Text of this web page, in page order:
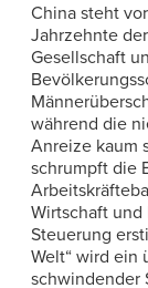
China steht
Jahrzehnte
Gesellschaft
während die
Anreize kaum
schrumpft die
Wirtschaft
Steuerung
Welt“ wird ein
schwindender